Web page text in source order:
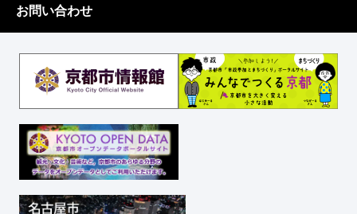
お問い合わせ